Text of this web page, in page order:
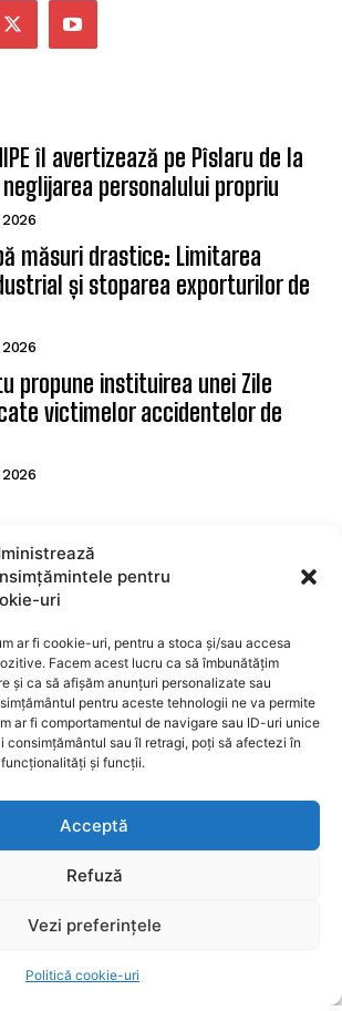
pentru
uri
ar fi cookie-uri, pentru a stoca și/sau accesa
Facem acest lucru ca să îmbunătățim
și ca să afișăm anunțuri personalizate sau
pentru aceste tehnologii ne va permite
ar fi comportamentul de navigare sau ID-uri unice
consimțământul sau îl retragi, poți să afectezi în
și funcții.
Acceptă
Refuză
Vezi preferințele
Politică cookie-uri
orașului Ziarul Metropolitan
locală online dedicată
și împrejurimi. Aici găsești
locale, reportaje, interviuri,
informații politice, sociale și
relatate cu profesionalism și
transparența, susținem
și dăm voce brașovenilor. Cu o
mediul digital și pe rețelele sociale,
Brașov este sursa ta de încredere
în oraș. Fie că ești cititor,
reprezentant al unei instituții
aici pentru a aduce conținut
corect. Ziarul Metropolitan Brașov –
oameni locali.
îl avertizează pe Pîslaru de la
personalului propriu
măsuri drastice: Limitarea
și stoparea exporturilor de
propune instituirea unei Zile